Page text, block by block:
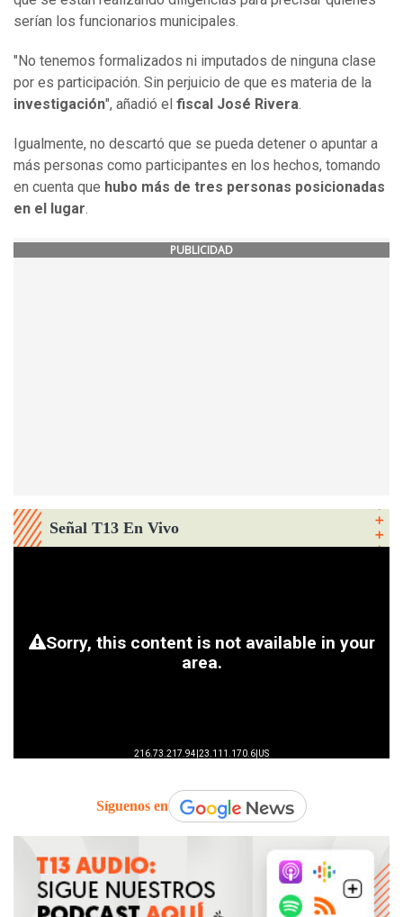
serían los funcionarios municipales.
"No tenemos formalizados ni imputados de ninguna clase
por es participación. Sin perjuicio de que es materia de la
investigación", añadió el fiscal José Rivera.
Igualmente, no descartó que se pueda detener o apuntar a
más personas como participantes en los hechos, tomando
en cuenta que hubo más de tres personas posicionadas
en el lugar.
PUBLICIDAD
Señal T13 En Vivo
Síguenos en